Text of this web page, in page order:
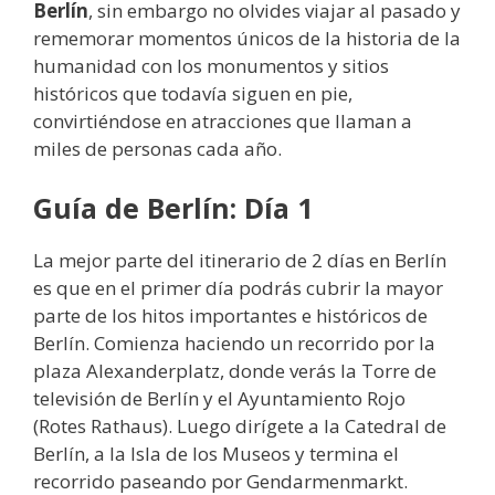
Berlín, sin embargo no olvides viajar al pasado y
rememorar momentos únicos de la historia de la
humanidad con los monumentos y sitios
históricos que todavía siguen en pie,
convirtiéndose en atracciones que llaman a
miles de personas cada año.
Guía de Berlín: Día 1
La mejor parte del itinerario de 2 días en Berlín
es que en el primer día podrás cubrir la mayor
parte de los hitos importantes e históricos de
Berlín. Comienza haciendo un recorrido por la
plaza Alexanderplatz, donde verás la Torre de
televisión de Berlín y el Ayuntamiento Rojo
(Rotes Rathaus). Luego dirígete a la Catedral de
Berlín, a la Isla de los Museos y termina el
recorrido paseando por Gendarmenmarkt.